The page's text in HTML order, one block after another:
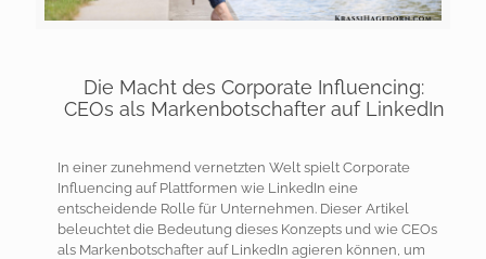
Die Macht des Corporate Influencing:
CEOs als Markenbotschafter auf LinkedIn
In einer zunehmend vernetzten Welt spielt Corporate
Influencing auf Plattformen wie LinkedIn eine
entscheidende Rolle für Unternehmen. Dieser Artikel
beleuchtet die Bedeutung dieses Konzepts und wie CEOs
als Markenbotschafter auf LinkedIn agieren können, um